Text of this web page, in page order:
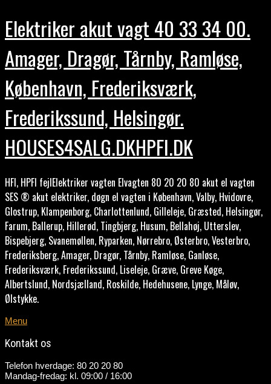
Elektriker akut vagt 40 33 34 00.
Amager, Dragør, Tårnby, Ramløse,
København, Frederiksværk,
Frederikssund, Helsingør.
HOUSES4SALG.DKHPFI.DK
HFI, HPFI fejlElektriker vagten Elvagten 80 20 20 80 akut el vagten
SES ® akut elektriker, døgn el vagten i København, Valby, Hvidovre,
Glostrup, Klampenborg, Charlottenlund, Gilleleje, Græsted, Helsingør,
Farum, Ballerup, Hillerød, Tingbjerg, Husum, Bellahøj, Utterslev,
Bispebjerg, Svanemøllen, Ryparken, Nørrebro, Østerbro, Vesterbro,
Frederiksberg, Amager, Dragør, Tårnby, Ramløse, Ganløse,
Frederiksværk, Frederikssund, Liseleje, Græve, Greve Køge,
Albertslund, Nordsjælland, Roskilde, Hedehusene, Lynge, Måløv,
Ølstykke.
Menu
Kontakt os
Telefon hverdage: 80 20 20 80
Mandag-fredag: kl. 09:00 / 16:00